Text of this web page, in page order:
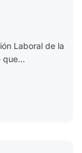
Laboral de la
que...